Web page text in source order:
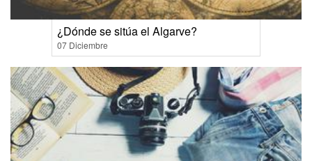
¿Dónde se sitúa el Algarve?
07 Diciembre